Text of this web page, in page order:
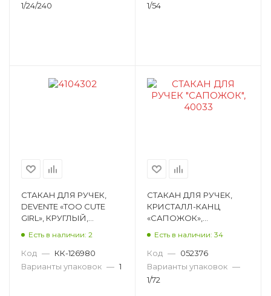
1/24/240
1/54
СТАКАН ДЛЯ РУЧЕК,
DEVENTE «TOO CUTE
GIRL», КРУГЛЫЙ,
Есть в наличии: 2
Код — КК-126980
Варианты упаковок — 1
СТАКАН ДЛЯ РУЧЕК,
КРИСТАЛЛ-КАНЦ
«САПОЖОК»,
Есть в наличии: 34
Код — 052376
Варианты упаковок —
1/72